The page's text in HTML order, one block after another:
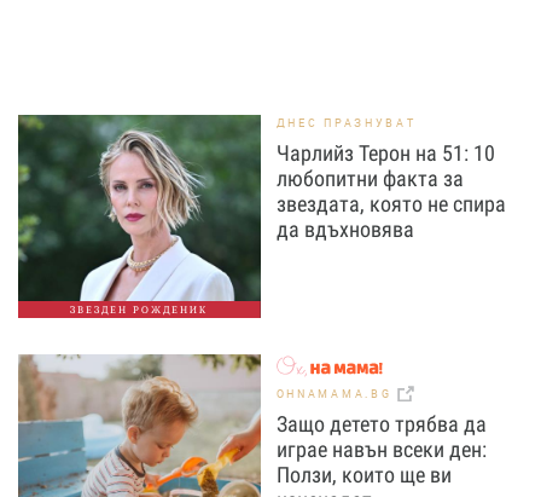
ЗВЕЗДЕН РОЖДЕНИК
ДНЕС ПРАЗНУВАТ
Чарлийз Терон на 51: 10
любопитни факта за
звездата, която не спира
да вдъхновява
OHNAMAMA.BG
Защо детето трябва да
играе навън всеки ден:
Ползи, които ще ви